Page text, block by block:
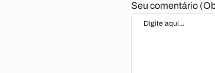
Seu comentário